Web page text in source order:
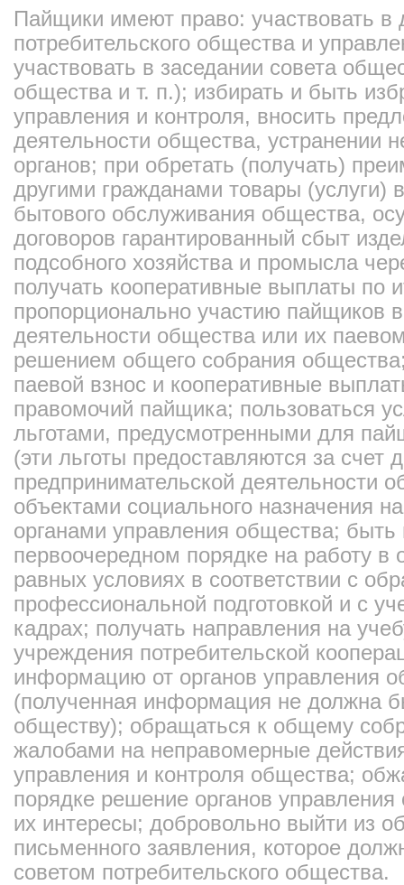
Пайщики имеют право: участвовать в
потребительского общества и
участвовать в заседании совета
общества и т. п.); избирать и быть
управления и контроля, вносить
деятельности общества, устранении
органов; при обретать (получать)
другими гражданами товары (услуги)
бытового обслуживания общества,
договоров гарантированный сбыт
подсобного хозяйства и промысла
получать кооперативные выплаты по
пропорционально участию пайщиков
деятельности общества или их
решением общего собрания
паевой взнос и кооперативные
правомочий пайщика; пользоваться
льготами, предусмотренными для
(эти льготы предоставляются за счет
предпринимательской деятельности
объектами социального назначения
органами управления общества;
первоочередном порядке на работу в
равных условиях в соответствии с
профессиональной подготовкой и с
кадрах; получать направления на
учреждения потребительской
информацию от органов управления
(полученная информация не должна
обществу); обращаться к общему
жалобами на неправомерные
управления и контроля общества;
порядке решение органов
их интересы; добровольно выйти из
письменного заявления, которое
советом потребительского общества.